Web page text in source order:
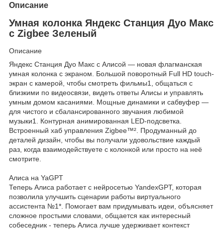
Описание
Умная колонка Яндекс Станция Дуо Макс
с Zigbee Зеленый
Описание
Яндекс Станция Дуо Макс с Алисой — новая флагманская
умная колонка с экраном. Большой поворотный Full HD touch-
экран с камерой, чтобы смотреть фильмы1, общаться с
близкими по видеосвязи, видеть ответы Алисы и управлять
умным домом касаниями. Мощные динамики и сабвуфер —
для чистого и сбалансированного звучания любимой
музыки1. Контурная анимированная LED-подсветка.
Встроенный хаб управления Zigbee™². Продуманный до
деталей дизайн, чтобы вы получали удовольствие каждый
раз, когда взаимодействуете с колонкой или просто на неё
смотрите.
Алиса на YaGPT
Теперь Алиса работает с нейросетью YandexGPT, которая
позволила улучшить сценарии работы виртуального
ассистента №1*. Помогает вам придумывать идеи, объясняет
сложное простыми словами, общается как интересный
собеседник - теперь Алиса лучше удерживает контекст